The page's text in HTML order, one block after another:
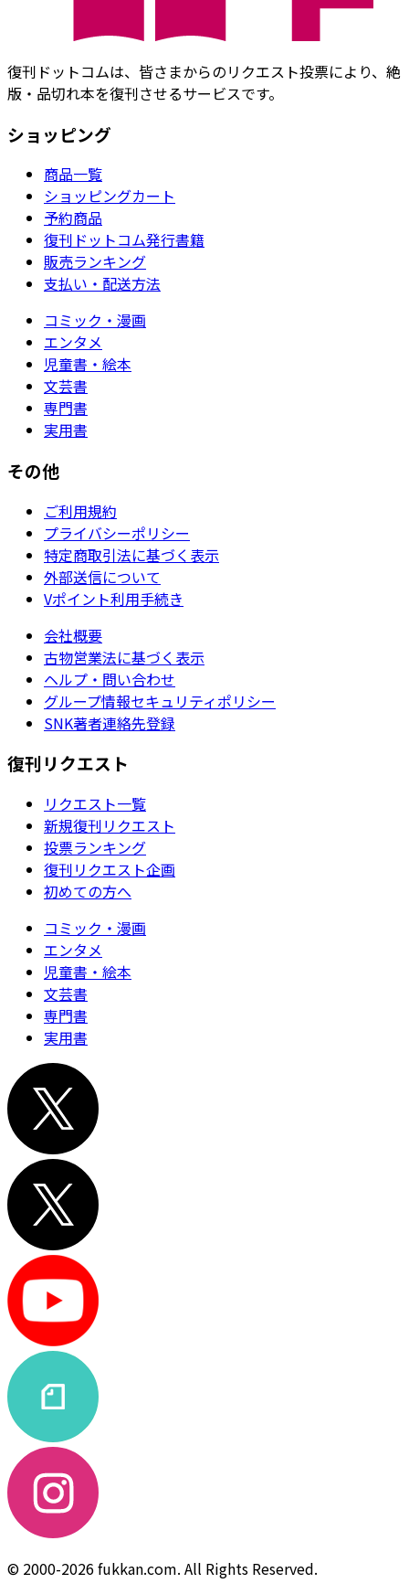
復刊ドットコムは、皆さまからのリクエスト投票により、絶
版・品切れ本を復刊させるサービスです。
ショッピング
商品一覧
ショッピングカート
予約商品
復刊ドットコム発行書籍
販売ランキング
支払い・配送方法
コミック・漫画
エンタメ
児童書・絵本
文芸書
専門書
実用書
その他
ご利用規約
プライバシーポリシー
特定商取引法に基づく表示
外部送信について
Vポイント利用手続き
会社概要
古物営業法に基づく表示
ヘルプ・問い合わせ
グループ情報セキュリティポリシー
SNK著者連絡先登録
復刊リクエスト
リクエスト一覧
新規復刊リクエスト
投票ランキング
復刊リクエスト企画
初めての方へ
コミック・漫画
エンタメ
児童書・絵本
文芸書
専門書
実用書
© 2000-2026 fukkan.com. All Rights Reserved.